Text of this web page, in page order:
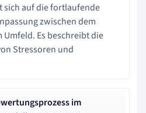
sich auf die fortlaufende
zwischen dem
Es beschreibt die
Stressoren und
im